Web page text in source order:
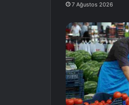
7 Ağustos 2026